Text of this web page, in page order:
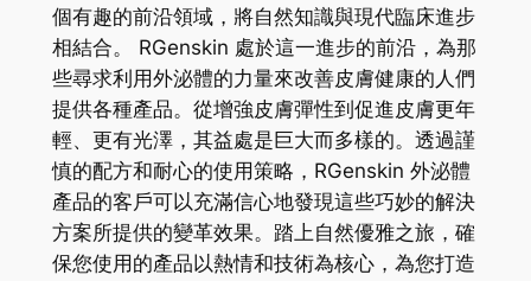
個有趣的前沿領域，將自然知識與現代臨床進步
相結合。 RGenskin 處於這一進步的前沿，為那
些尋求利用外泌體的力量來改善皮膚健康的人們
提供各種產品。從增強皮膚彈性到促進皮膚更年
輕、更有光澤，其益處是巨大而多樣的。透過謹
慎的配方和耐心的使用策略，RGenskin 外泌體
產品的客戶可以充滿信心地發現這些巧妙的解決
方案所提供的變革效果。踏上自然優雅之旅，確
保您使用的產品以熱情和技術為核心，為您打造